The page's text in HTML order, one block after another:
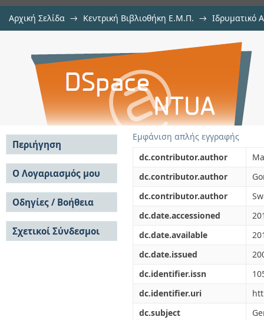
Αρχική Σελίδα → Κεντρική Βιβλιοθήκη Ε.Μ.Π. → Ιδρυματικό
Erratum: ""Stability of
(IEEE Transactions on Circuits
Εμφάνιση απλής εγγραφής
dc.contributor.author
dc.contributor.author
dc.contributor.author
dc.date.accessioned
dc.date.available
dc.date.issued
dc.identifier.issn
dc.identifier.uri
dc.subject
Περιήγηση
Σε όλο το DSpace
Κοινότητες & Συλλογές
Ανά Ημερομηνία
Έκδοσης
Συγγραφείς
Τίτλοι
Θέματα
Ο Λογαριασμός μου
Σύνδεση
Εγγραφή
Οδηγίες / Βοήθεια
Οδηγίες Υποβολής
Οδηγίες Χρήσης ΙΑ
Συχνές Ερωτήσεις
Σχετικοί Σύνδεσμοι